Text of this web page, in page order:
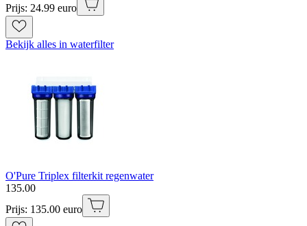
Prijs: 24.99 euro
Bekijk alles in waterfilter
O'Pure Triplex filterkit regenwater
135.00
Prijs: 135.00 euro